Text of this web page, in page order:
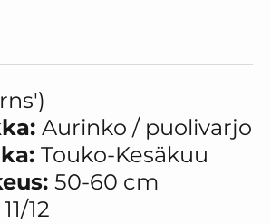
Aurinko / puolivarjo
Touko-Kesäkuu
50-60 cm
12